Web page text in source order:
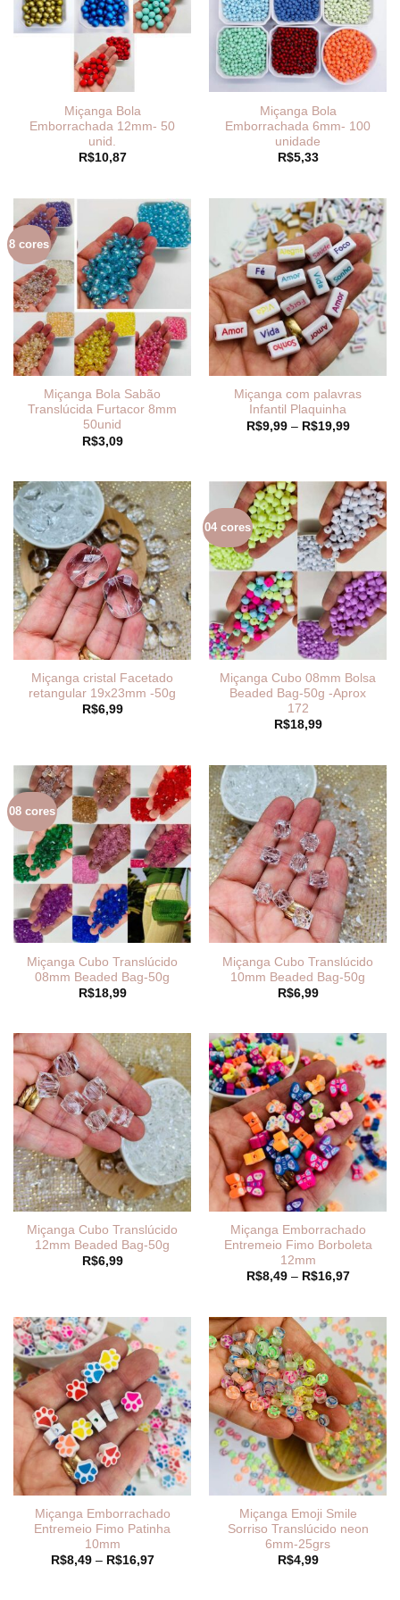
Miçanga Bola
Emborrachada 12mm- 50
unid.
R$10,87
Miçanga Bola
Emborrachada 6mm- 100
unidade
R$5,33
8 cores
Miçanga Bola Sabão
Translúcida Furtacor 8mm
50unid
R$3,09
Miçanga com palavras
Infantil Plaquinha
R$9,99 – R$19,99Faixa
R$19,99
Miçanga cristal Facetado
retangular 19x23mm -50g
R$6,99
04 cores
Miçanga Cubo 08mm Bolsa
Beaded Bag-50g -Aprox
172
R$18,99
08 cores
Miçanga Cubo Translúcido
08mm Beaded Bag-50g
R$18,99
Miçanga Cubo Translúcido
10mm Beaded Bag-50g
R$6,99
Miçanga Cubo Translúcido
12mm Beaded Bag-50g
R$6,99
Miçanga Emborrachado
Entremeio Fimo Borboleta
12mm
R$8,49 – R$16,97Faixa
através
R$16,97
Miçanga Emborrachado
Entremeio Fimo Patinha
10mm
R$8,49 – R$16,97Faixa
Miçanga Emoji Smile
Sorriso Translúcido neon
6mm-25grs
R$4,99